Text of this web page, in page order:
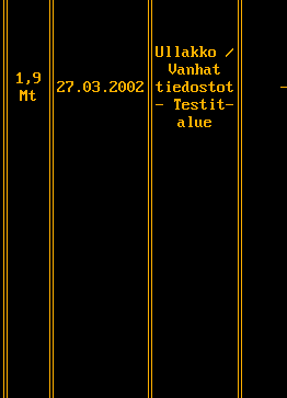
1,9
Mt
27.03.2002
Ullakko /
Vanhat
tiedostot
- Testit-
alue